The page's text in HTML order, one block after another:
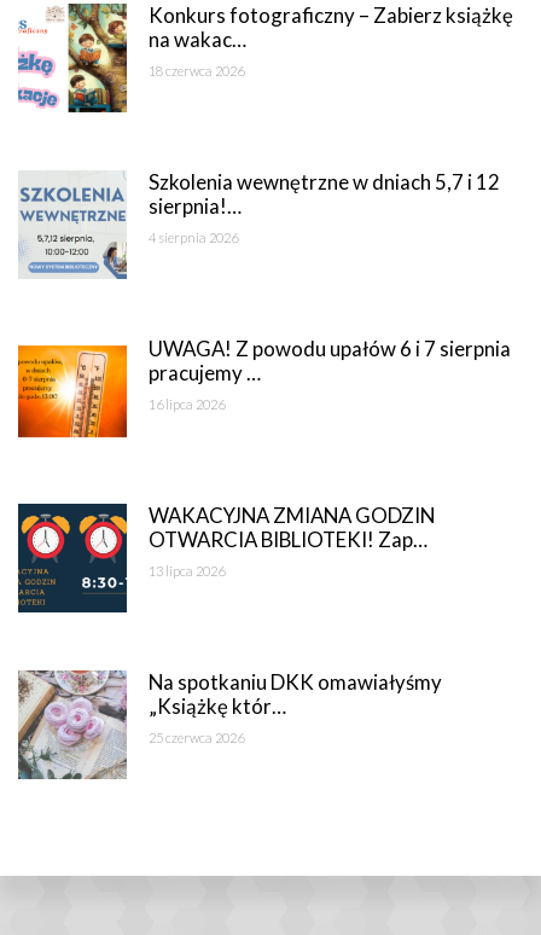
Konkurs fotograficzny – Zabierz książkę
na wakac…
18 czerwca 2026
Szkolenia wewnętrzne w dniach 5,7 i 12
sierpnia!…
4 sierpnia 2026
UWAGA! Z powodu upałów 6 i 7 sierpnia
pracujemy …
16 lipca 2026
WAKACYJNA ZMIANA GODZIN
OTWARCIA BIBLIOTEKI! Zap…
13 lipca 2026
Na spotkaniu DKK omawiałyśmy
„Książkę któr…
25 czerwca 2026